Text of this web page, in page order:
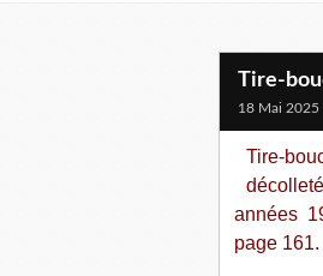
Tire-
18 Mai 2025
Tire-
années
page 161.